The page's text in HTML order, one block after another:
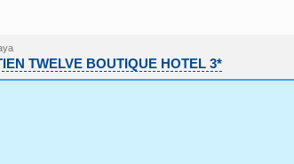
BEACH HOTEL JOMTIEN PATTAYA (ex. JOMTIEN GARDEN) 3*
PATTAYA WONG AMAT BEACH 3*
TWELVE BOUTIQUE HOTEL 3*